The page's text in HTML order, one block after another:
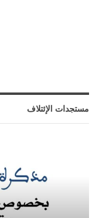
مستجدات الإئتلاف